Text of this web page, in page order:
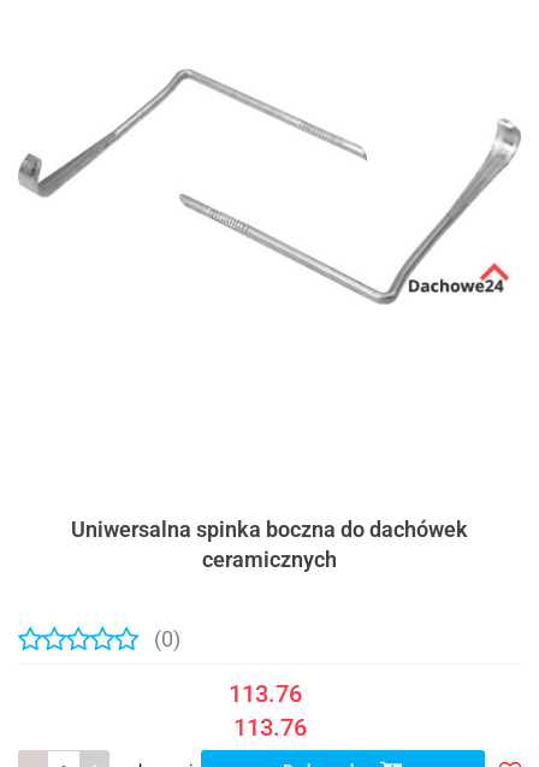
Uniwersalna spinka boczna do dachówek
ceramicznych
(0)
113.76
113.76